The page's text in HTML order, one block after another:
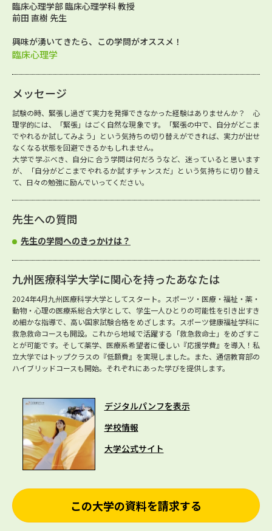
臨床心理学部 臨床心理学科 教授
前田 直樹 先生
興味が湧いてきたら、この学問がオススメ！
臨床心理学
メッセージ
試験の時、緊張し過ぎて実力を発揮できなかった経験はありませんか？ 心
理学的には、「緊張」はごく自然な現象です。「緊張の中で、自分がどこま
でやれるか試してみよう」という気持ちの切り替えができれば、実力が出せ
なくなる状態を回避できるかもしれません。
大学で学ぶべき、自分に合う学問は何だろうなど、迷っていると思います
が、「自分がどこまでやれるか試すチャンスだ」という気持ちに切り替え
て、日々の勉強に励んでいってください。
先生への質問
先生の学問へのきっかけは？
九州医療科学大学に関心を持ったあなたは
2024年4月九州医療科学大学としてスタート。スポーツ・医療・福祉・薬・
動物・心理の医療系総合大学として、学生一人ひとりの可能性を引き出すき
め細かな指導で、高い国家試験合格をめざします。スポーツ健康福祉学科に
救急救命コースも開設。これから地域で活躍する「救急救命士」をめざすこ
とが可能です。そして薬学、医療系希望者に優しい『応援学費』を導入！私
立大学ではトップクラスの『低額費』を実現しました。また、通信教育部の
ハイブリッドコースも開始。それぞれにあった学びを提供します。
デジタルパンフを表示
学校情報
大学公式サイト
この大学の資料を請求する